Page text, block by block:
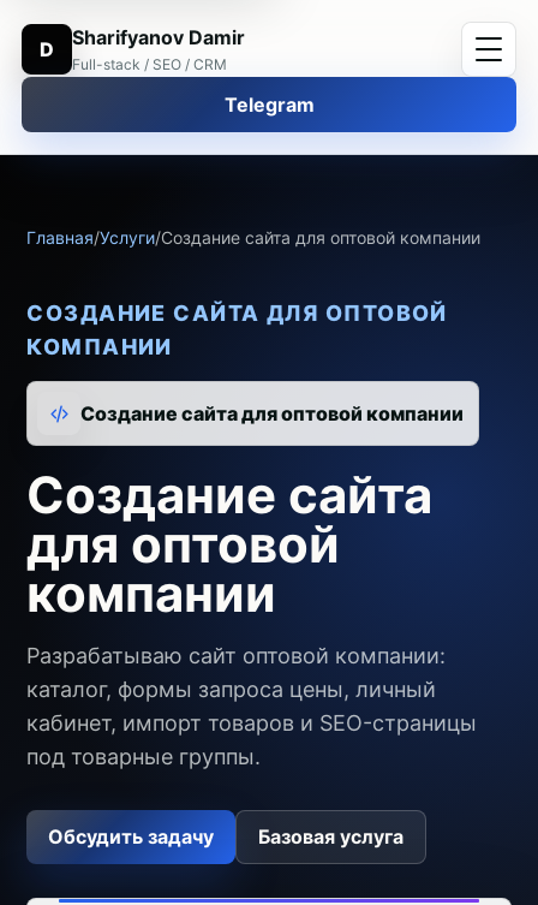
D Sharifyanov Damir
Full-stack / SEO / CRM
Telegram
Главная/Услуги/Создание сайта для оптовой компании
СОЗДАНИЕ САЙТА ДЛЯ ОПТОВОЙ
КОМПАНИИ
Создание сайта для оптовой компании
Создание сайта
для оптовой
компании
Разрабатываю сайт оптовой компании:
каталог, формы запроса цены, личный
кабинет, импорт товаров и SEO-страницы
под товарные группы.
Обсудить задачу Базовая услуга